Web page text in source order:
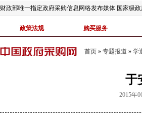
财政部唯一指定政府采购信息网络发布媒体 国家级
政策法规 购买服务
首页 » 专题报道 » 学
于
2015年